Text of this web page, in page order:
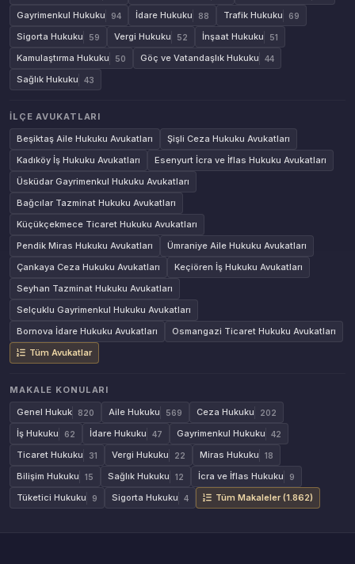
Gayrimenkul Hukuku 94 İdare Hukuku 88 Trafik Hukuku 69
Sigorta Hukuku 59 Vergi Hukuku 52 İnşaat Hukuku 51
Kamulaştırma Hukuku 50 Göç ve Vatandaşlık Hukuku 44
Sağlık Hukuku 43
İLÇE AVUKATLARI
Beşiktaş Aile Hukuku Avukatları
Şişli Ceza Hukuku Avukatları
Kadıköy İş Hukuku Avukatları
Esenyurt İcra ve İflas Hukuku Avukatları
Üsküdar Gayrimenkul Hukuku Avukatları
Bağcılar Tazminat Hukuku Avukatları
Küçükçekmece Ticaret Hukuku Avukatları
Pendik Miras Hukuku Avukatları
Ümraniye Aile Hukuku Avukatları
Çankaya Ceza Hukuku Avukatları
Keçiören İş Hukuku Avukatları
Seyhan Tazminat Hukuku Avukatları
Selçuklu Gayrimenkul Hukuku Avukatları
Bornova İdare Hukuku Avukatları
Osmangazi Ticaret Hukuku Avukatları
Tüm Avukatlar
MAKALE KONULARI
Genel Hukuk
820 Aile Hukuku 569 Ceza Hukuku 202
İş Hukuku 62 İdare Hukuku 47 Gayrimenkul Hukuku 42
Ticaret Hukuku 31 Vergi Hukuku 22 Miras Hukuku 18
Bilişim Hukuku 15 Sağlık Hukuku 12 İcra ve İflas Hukuku 9
Tüketici Hukuku 9 Sigorta Hukuku 4 Tüm Makaleler (1.862)